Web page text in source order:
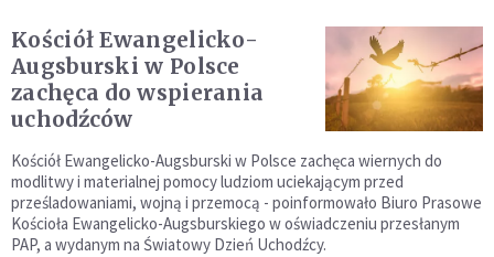
Kościół Ewangelicko-
Augsburski w Polsce
zachęca do wspierania
uchodźców
Kościół Ewangelicko-Augsburski w Polsce zachęca wiernych do
modlitwy i materialnej pomocy ludziom uciekającym przed
prześladowaniami, wojną i przemocą - poinformowało Biuro Prasowe
Kościoła Ewangelicko-Augsburskiego w oświadczeniu przesłanym
PAP, a wydanym na Światowy Dzień Uchodźcy.